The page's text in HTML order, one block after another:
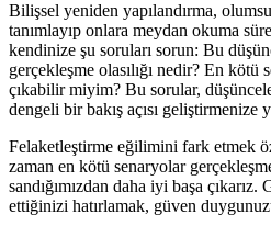
Bilişsel yeniden yapılandırma,
tanımlayıp onlara meydan okuma
kendinize şu soruları sorun: Bu
gerçekleşme olasılığı nedir? En kötü
çıkabilir miyim? Bu sorular,
dengeli bir bakış açısı geliştirmenize
Felaketleştirme eğilimini fark etmek
zaman en kötü senaryolar
sandığımızdan daha iyi başa
ettiğinizi hatırlamak, güven